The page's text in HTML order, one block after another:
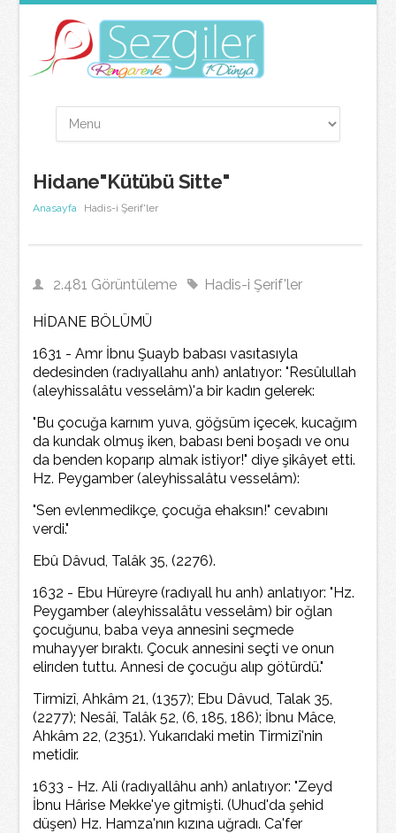
Hidane"Kütübü Sitte"
Anasayfa Hadis-i Şerif'ler
2.481 Görüntüleme Hadis-i Şerif'ler
HİDANE BÖLÜMÜ
1631 - Amr İbnu Şuayb babası vasıtasıyla
dedesinden (radıyallahu anh) anlatıyor: "Resûlullah
(aleyhissalâtu vesselâm)'a bir kadın gelerek:
"Bu çocuğa karnım yuva, göğsüm içecek, kucağım
da kundak olmuş iken, babası beni boşadı ve onu
da benden koparıp almak istiyor!" diye şikâyet etti.
Hz. Peygamber (aleyhissalâtu vesselâm):
"Sen evlenmedikçe, çocuğa ehaksın!" cevabını
verdi."
Ebû Dâvud, Talâk 35, (2276).
1632 - Ebu Hüreyre (radıyall hu anh) anlatıyor: "Hz.
Peygamber (aleyhissalâtu vesselâm) bir oğlan
çocuğunu, baba veya annesini seçmede
muhayyer bıraktı. Çocuk annesini seçti ve onun
elirıden tuttu. Annesi de çocuğu alıp götürdü."
Tirmizî, Ahkâm 21, (1357); Ebu Dâvud, Talak 35,
(2277); Nesâî, Talâk 52, (6, 185, 186); İbnu Mâce,
Ahkâm 22, (2351). Yukarıdaki metin Tirmizî'nin
metidir.
1633 - Hz. Ali (radıyallâhu anh) anlatıyor: "Zeyd
İbnu Hârise Mekke'ye gitmişti. (Uhud'da şehid
düşen) Hz. Hamza'nın kızına uğradı. Ca'fer